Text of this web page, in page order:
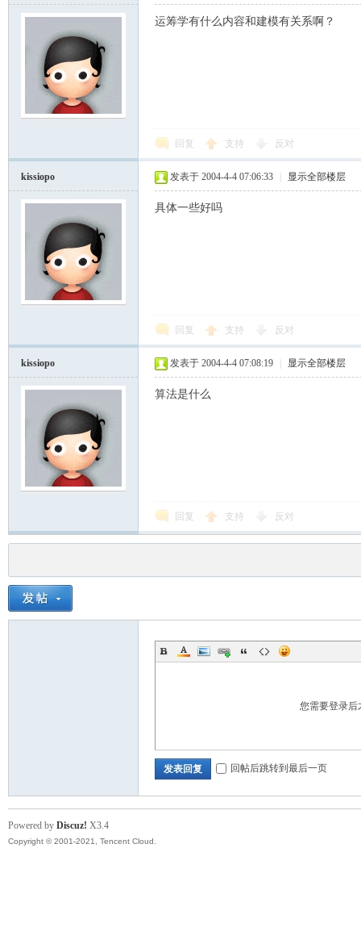
运筹学有什么内容和建模有关系啊？
回复 支持 反对
kissiopo 发表于 2004-4-4 07:06:33 显示全部楼层
具体一些好吗
回复 支持 反对
kissiopo 发表于 2004-4-4 07:08:19 显示全部楼层
算法是什么
回复 支持 反对
您需要登录
发表回复 回帖后跳转到最后一页
Powered by Discuz! X3.4
Copyright © 2001-2021, Tencent Cloud.